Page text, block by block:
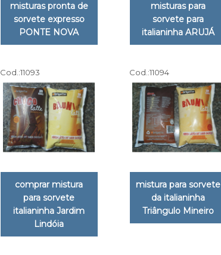
misturas pronta de
sorvete expresso
PONTE NOVA
misturas para
sorvete para
italianinha ARUJÁ
Cod.:11093
comprar mistura
para sorvete
italianinha Jardim
Lindóia
Cod.:11094
mistura para sorvete
da italianinha
Triângulo Mineiro